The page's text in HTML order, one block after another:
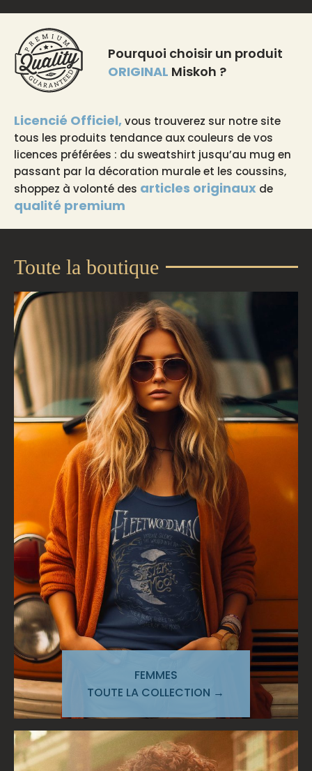
Pourquoi choisir un produit
ORIGINAL Miskoh ?
Licencié Officiel,vous trouverez sur notre site
tous les produits tendance aux couleurs de vos
licences préférées : du sweatshirt jusqu’au mug en
passant par la décoration murale et les coussins,
shoppez à volonté des articles originaux de
qualité premium
Toute la boutique
FEMMES
TOUTE LA COLLECTION →